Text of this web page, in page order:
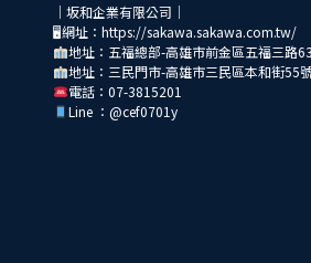
｜坂和企業有限公司｜
🖥網址：https://sakawa.sakawa.com.tw/
地址：五福總部-高雄市前金區五福三路
地址：三民門市-高雄市三民區本和街55
電話：07-3815201
Line ：@cef0701y